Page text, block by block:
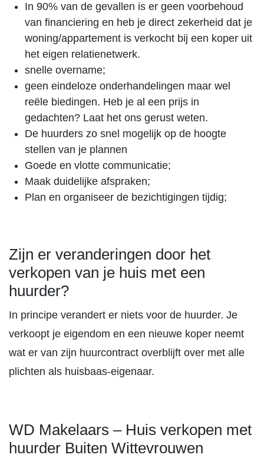
In 90% van de gevallen is er geen voorbehoud
van financiering en heb je direct zekerheid dat je
woning/appartement is verkocht bij een koper uit
het eigen relatienetwerk.
snelle overname;
geen eindeloze onderhandelingen maar wel
reële biedingen. Heb je al een prijs in
gedachten? Laat het ons gerust weten.
De huurders zo snel mogelijk op de hoogte
stellen van je plannen
Goede en vlotte communicatie;
Maak duidelijke afspraken;
Plan en organiseer de bezichtigingen tijdig;
Zijn er veranderingen door het
verkopen van je huis met een
huurder?
In principe verandert er niets voor de huurder. Je
verkoopt je eigendom en een nieuwe koper neemt
wat er van zijn huurcontract overblijft over met alle
plichten als huisbaas-eigenaar.
WD Makelaars – Huis verkopen met
huurder Buiten Wittevrouwen